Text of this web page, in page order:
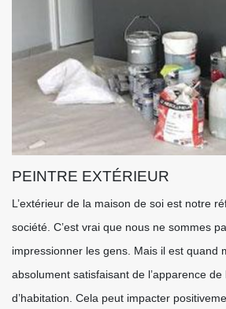
PEINTRE EXTÉRIEUR
L’extérieur de la maison de soi est notre
société. C’est vrai que nous ne sommes
impressionner les gens. Mais il est quand
absolument satisfaisant de l’apparence de
d’habitation. Cela peut impacter